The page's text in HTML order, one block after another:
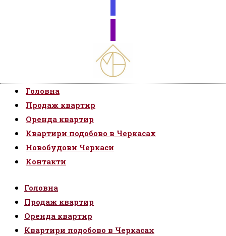
Головна
Продаж квартир
Оренда квартир
Квартири подобово в Черкасах
Новобудови Черкаси
Контакти
Головна
Продаж квартир
Оренда квартир
Квартири подобово в Черкасах